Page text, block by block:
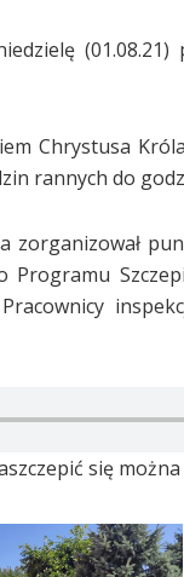
Chrystusa
rannych do
zorganizował
się